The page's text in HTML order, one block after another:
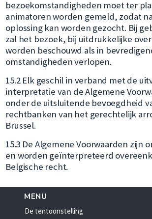
bezoekomstandigheden moet ter
animatoren worden gemeld, zodat
oplossing kan worden gezocht. Bij
zal het bezoek, bij uitdrukkelijke
worden beschouwd als in
omstandigheden verlopen.
15.2 Elk geschil in verband met de
interpretatie van de Algemene
onder de uitsluitende bevoegdheid
rechtbanken van het gerechtelijk
Brussel.
15.3 De Algemene Voorwaarden zijn
en worden geïnterpreteerd
Belgische recht.
MENU
De tentoonstelling